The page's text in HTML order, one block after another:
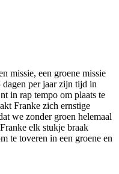
missie, een groene missie
per jaar zijn tijd in
in rap tempo om plaats te
Franke zich ernstige
we zonder groen helemaal
elk stukje braak
te toveren in een groene en